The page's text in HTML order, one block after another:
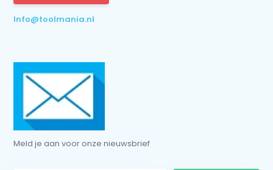
Info@toolmania.nl
Meld je aan voor onze nieuwsbrief
* Lees hier de wettelijke beperkingen